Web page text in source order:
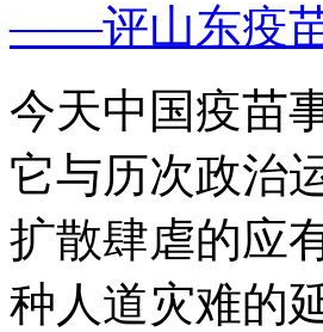
——评山东疫
今天中国疫苗
它与历次政治
扩散肆虐的应
种人道灾难的